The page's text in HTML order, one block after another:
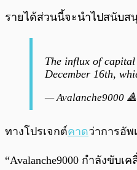
รายได้ส่วนนี้จะนำไปสนับสนุ
The influx of capital
December 16th,
— Avalanche9000
ทางโปรเจกต์คาดว่าการอั
“Avalanche9000 กำลังขับ